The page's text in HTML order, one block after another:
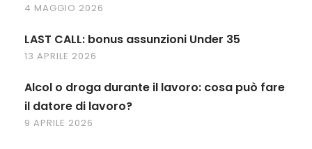
4 MAGGIO 2026
LAST CALL: bonus assunzioni Under 35
13 APRILE 2026
Alcol o droga durante il lavoro: cosa può fare
il datore di lavoro?
9 APRILE 2026